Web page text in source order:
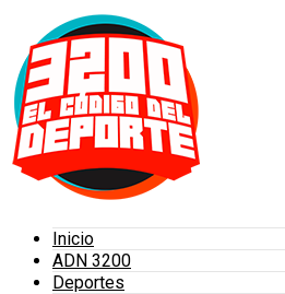
Inicio
ADN 3200
Deportes